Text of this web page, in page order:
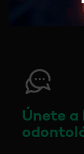
los cursos
Únete a